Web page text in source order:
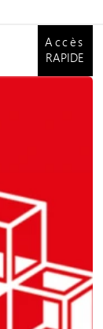
Accès
RAPIDE